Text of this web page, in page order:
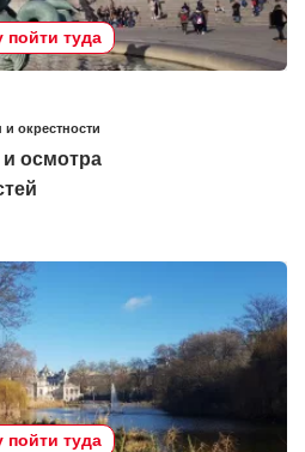
пойти туда
окрестности
и осмотра
пойти туда